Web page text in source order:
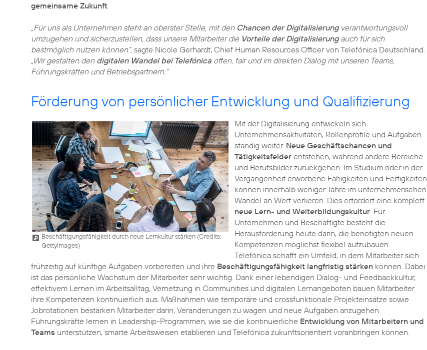
gemeinsame Zukunft.
„Für uns als Unternehmen steht an oberster Stelle, mit den Chancen der Digitalisierungverantwortungsvoll
umzugehen und sicherzustellen, dass unsere Mitarbeiter die Vorteile der Digitalisierungauch für sich
bestmöglich nutzen können“, sagte Nicole Gerhardt, Chief Human Resources Officer von Telefónica Deutschland.
„Wir gestalten den digitalen Wandel bei Telefónica offen, fair und im direkten Dialog mit unseren Teams,
Führungskräften und Betriebspartnern.“
Förderung von persönlicher Entwicklung und Qualifizierung
Beschäftigungsfähigkeit durch neue Lernkultur stärken (Credits:
Gettyimages)
Mit der Digitalisierung entwickeln sich
Unternehmensaktivitäten, Rollenprofile und Aufgaben
ständig weiter. Neue Geschäftschancen und
Tätigkeitsfelderentstehen, während andere Bereiche
und Berufsbilder zurückgehen. Im Studium oder in der
Vergangenheit erworbene Fähigkeiten und Fertigkeiten
können innerhalb weniger Jahre im unternehmerischen
Wandel an Wert verlieren. Dies erfordert eine komplett
neue Lern- und Weiterbildungskultur. Für
Unternehmen und Beschäftigte besteht die
Herausforderung heute darin, die benötigten neuen
Kompetenzen möglichst flexibel aufzubauen.
Telefónica schafft ein Umfeld, in dem Mitarbeiter sich
frühzeitig auf künftige Aufgaben vorbereiten und ihre Beschäftigungsfähigkeit langfristig stärken können. Dabei
ist das persönliche Wachstum der Mitarbeiter sehr wichtig. Dank einer lebendigen Dialog- und Feedbackkultur,
effektivem Lernen im Arbeitsalltag, Vernetzung in Communities und digitalen Lernangeboten bauen Mitarbeiter
ihre Kompetenzen kontinuierlich aus. Maßnahmen wie temporäre und crossfunktionale Projekteinsätze sowie
Jobrotationen bestärken Mitarbeiter darin, Veränderungen zu wagen und neue Aufgaben anzugehen.
Führungskräfte lernen in Leadership-Programmen, wie sie die kontinuierliche Entwicklung von Mitarbeitern und
Teams unterstützen, smarte Arbeitsweisen etablieren und Telefónica zukunftsorientiert voranbringen können.